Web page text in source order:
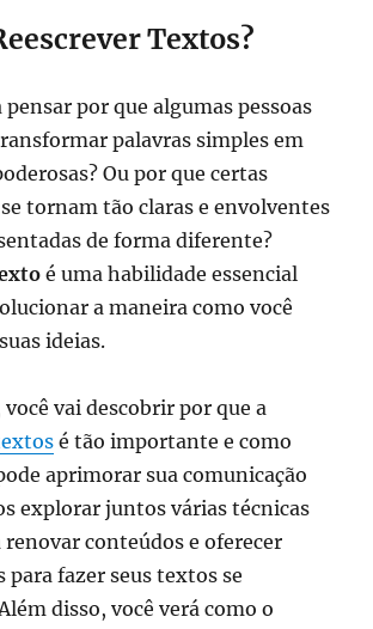
Textos?
pensar por que algumas pessoas
palavras simples em
Ou por que certas
tornam tão claras e envolventes
de forma diferente?
é uma habilidade essencial
a maneira como você
ideias.
vai descobrir por que a
é tão importante e como
aprimorar sua comunicação
explorar juntos várias técnicas
renovar conteúdos e oferecer
para fazer seus textos se
disso, você verá como o